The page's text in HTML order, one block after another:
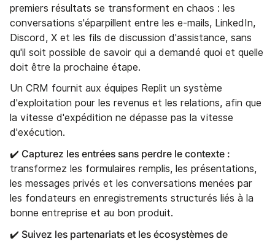
premiers résultats se transforment en chaos : les
conversations s'éparpillent entre les e-mails, LinkedIn,
Discord, X et les fils de discussion d'assistance, sans
qu'il soit possible de savoir qui a demandé quoi et quelle
doit être la prochaine étape.
Un CRM fournit aux équipes Replit un système
d'exploitation pour les revenus et les relations, afin que
la vitesse d'expédition ne dépasse pas la vitesse
d'exécution.
✔️ Capturez les entrées sans perdre le contexte :
transformez les formulaires remplis, les présentations,
les messages privés et les conversations menées par
les fondateurs en enregistrements structurés liés à la
bonne entreprise et au bon produit.
✔️ Suivez les partenariats et les écosystèmes de